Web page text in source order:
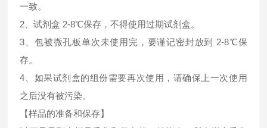
一致。
2、试剂盒 2-8℃保存，不得使用过期试剂盒。
3、包被微孔板单次未使用完，要谨记密封放到 2-8℃保
存。
4、如果试剂盒的组份需要再次使用，请确保上一次使用
之后没有被污染。
【样品的准备和保存】